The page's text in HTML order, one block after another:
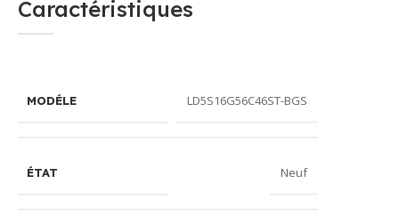
Caractéristiques
MODÉLE LD5S16G56C46ST-BGS
ÉTAT Neuf